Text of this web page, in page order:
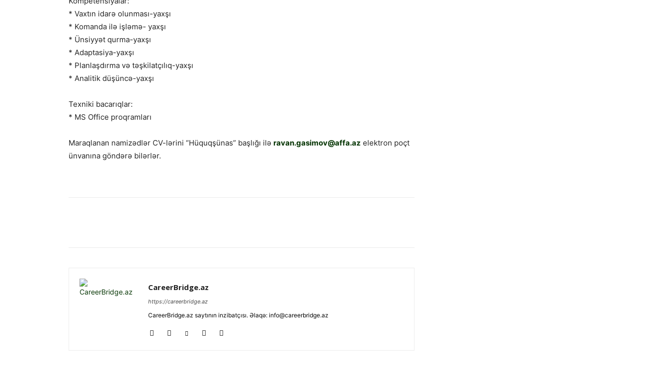
* Vaxtın idarə olunması-yaxşı
* Komanda ilə işləmə- yaxşı
* Ünsiyyət qurma-yaxşı
* Adaptasiya-yaxşı
* Planlaşdırma və təşkilatçılıq-yaxşı
* Analitik düşüncə-yaxşı
Texniki bacarıqlar:
* MS Office proqramları
Maraqlanan namizədlər CV-lərini “Hüquqşünas” başlığı ilə ravan.gasimov@affa.az elektron poçt
ünvanına göndərə bilərlər.
CareerBridge.az
https://careerbridge.az
CareerBridge.az saytının inzibatçısı. Əlaqə: info@careerbridge.az